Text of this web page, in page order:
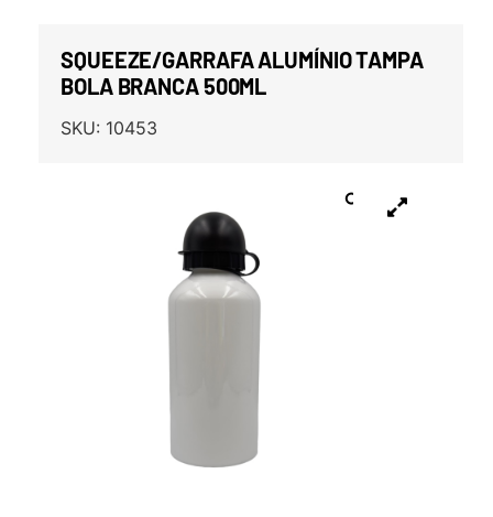
SQUEEZE/GARRAFA ALUMÍNIO TAMPA
BOLA BRANCA 500ML
SKU: 10453